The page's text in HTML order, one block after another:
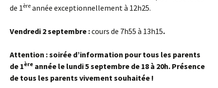
de 1ère année exceptionnellement à 12h25.
Vendredi 2 septembre :cours de 7h55 à 13h15.
Attention : soirée d’information pour tous les parents
de 1ère année le lundi 5 septembre de 18 à 20h. Présence
de tous les parents vivement souhaitée !